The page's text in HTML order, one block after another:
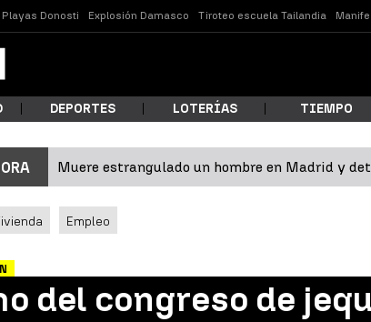
Playas Donosti Explosión Damasco Tiroteo escuela Tailandia
DEPORTES LOTERÍAS TIEMPO
Muere estrangulado un hombre en Madrid y
Empleo
del congreso de